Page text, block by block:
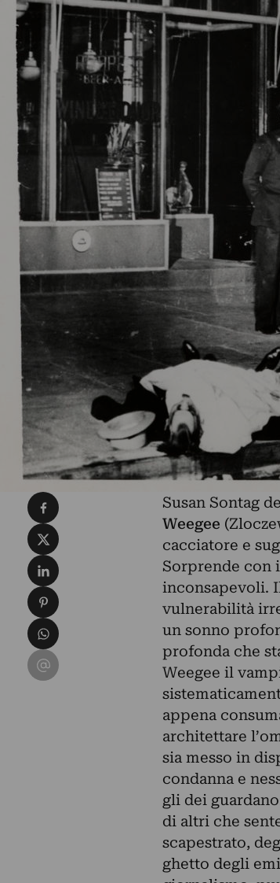
Susan Sontag
Weegee
cacciatore e
Sorprende con
inconsapevoli.
vulnerabilità
un sonno
profonda che
Weegee il
appena
architettare
sia messo in
condanna e
gli dei
di altri che
scapestrato,
ghetto degli
Condividi su Facebook
Condividi su X
Condividi su LinkedIn
Condividi su Pinterest
Condividi su WhatsApp
Condividi su Email